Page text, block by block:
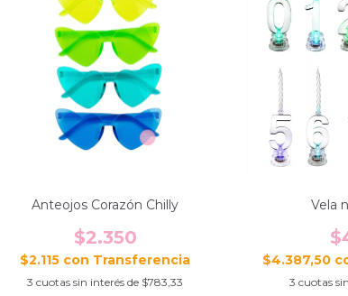
Anteojos Corazón Chilly
$2.350
$2.115 con
3 cuotas sin interés de $783,33
Vela
$4.387,50
3 cuotas